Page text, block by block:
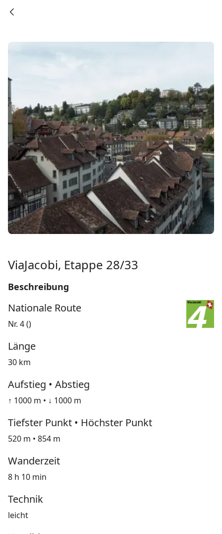
ViaJacobi, Etappe 28/33
Beschreibung
Nationale Route
Nr. 4 ()
Länge
30 km
Aufstieg • Abstieg
↑ 1000 m • ↓ 1000 m
Tiefster Punkt • Höchster Punkt
520 m • 854 m
Wanderzeit
8 h 10 min
Technik
leicht